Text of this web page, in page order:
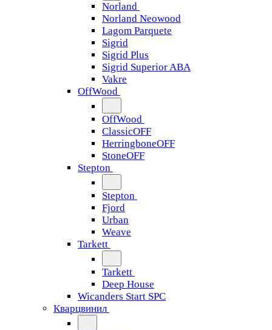
Norland
Norland Neowood
Lagom Parquete
Sigrid
Sigrid Plus
Sigrid Superior ABA
Vakre
OffWood
OffWood
ClassicOFF
HerringboneOFF
StoneOFF
Stepton
Stepton
Fjord
Urban
Weave
Tarkett
Tarkett
Deep House
Wicanders Start SPC
Кварцвинил